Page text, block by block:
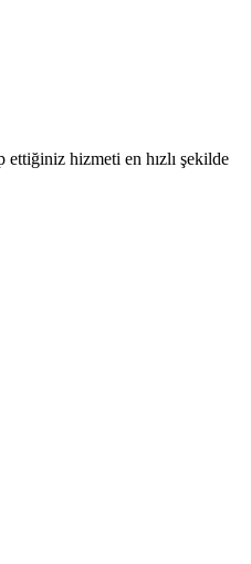
hizmeti en hızlı şekilde